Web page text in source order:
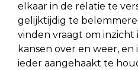
elkaar in de relatie te
gelijktijdig te
vinden vraagt om
kansen over en weer, en
ieder aangehaakt te